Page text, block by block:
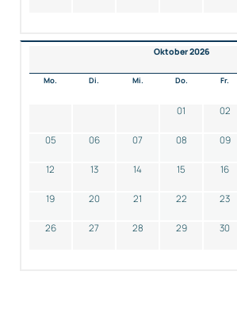
Oktober 2026
Mo. Di. Mi. Do. Fr.
01 02
05 06 07 08 09
12 13 14 15 16
19 20 21 22 23
26 27 28 29 30